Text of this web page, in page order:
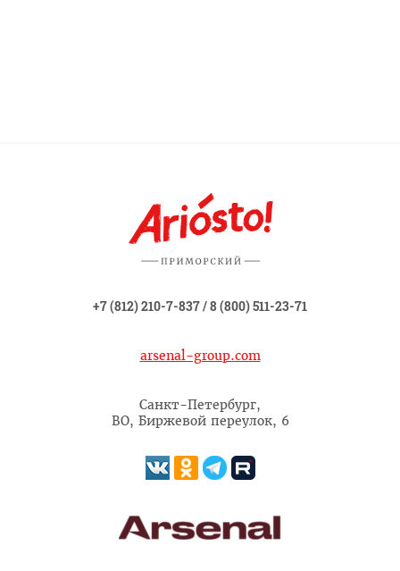
+7 (812) 210-7-837/8 (800) 511-23-71
arsenal-group.com
Санкт-Петербург,
ВО, Биржевой переулок, 6